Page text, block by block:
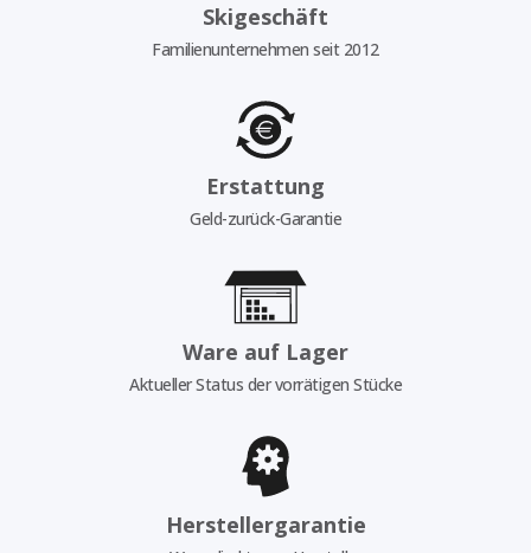
Skigeschäft
Familienunternehmen seit 2012
Erstattung
Geld-zurück-Garantie
Ware auf Lager
Aktueller Status der vorrätigen Stücke
Herstellergarantie